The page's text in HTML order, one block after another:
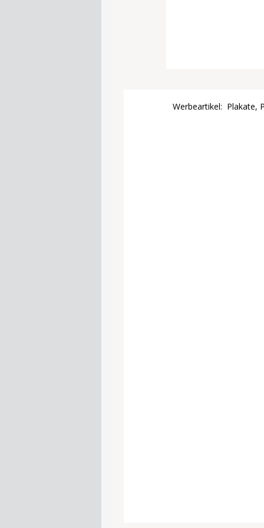
Werbeartikel: Plakate,